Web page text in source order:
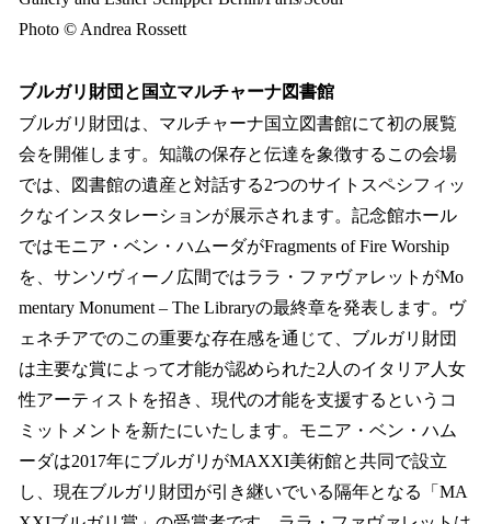
Photo © Andrea Rossett
ブルガリ財団と国立マルチャーナ図書館
ブルガリ財団は、マルチャーナ国立図書館にて初の展覧
会を開催します。知識の保存と伝達を象徴するこの会場
では、図書館の遺産と対話する2つのサイトスペシフィッ
クなインスタレーションが展示されます。記念館ホール
ではモニア・ベン・ハムーダがFragments of Fire Worship
を、サンソヴィーノ広間ではララ・ファヴァレットがMo
mentary Monument – The Libraryの最終章を発表します。ヴ
ェネチアでのこの重要な存在感を通じて、ブルガリ財団
は主要な賞によって才能が認められた2人のイタリア人女
性アーティストを招き、現代の才能を支援するというコ
ミットメントを新たにいたします。モニア・ベン・ハム
ーダは2017年にブルガリがMAXXI美術館と共同で設立
し、現在ブルガリ財団が引き継いでいる隔年となる「MA